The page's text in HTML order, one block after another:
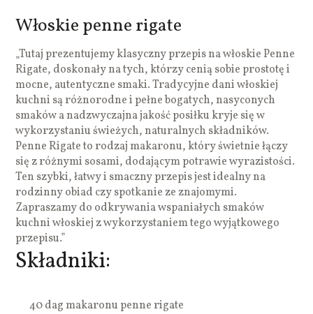
Włoskie penne rigate
„Tutaj prezentujemy klasyczny przepis na włoskie Penne
Rigate, doskonały na tych, którzy cenią sobie prostotę i
mocne, autentyczne smaki. Tradycyjne dani włoskiej
kuchni są różnorodne i pełne bogatych, nasyconych
smaków a nadzwyczajna jakość posiłku kryje się w
wykorzystaniu świeżych, naturalnych składników.
Penne Rigate to rodzaj makaronu, który świetnie łączy
się z różnymi sosami, dodającym potrawie wyrazistości.
Ten szybki, łatwy i smaczny przepis jest idealny na
rodzinny obiad czy spotkanie ze znajomymi.
Zapraszamy do odkrywania wspaniałych smaków
kuchni włoskiej z wykorzystaniem tego wyjątkowego
przepisu.”
Składniki:
40 dag makaronu penne rigate